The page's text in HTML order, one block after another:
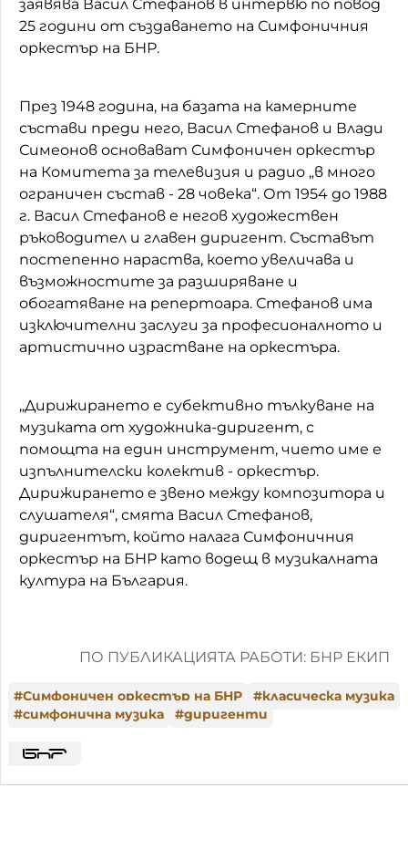
заявява Васил Стефанов в интервю по повод
25 години от създаването на Симфоничния
оркестър на БНР.
През 1948 година, на базата на камерните
състави преди него, Васил Стефанов и Влади
Симеонов основават Симфоничен оркестър
на Комитета за телевизия и радио „в много
ограничен състав - 28 човека“. От 1954 до 1988
г. Васил Стефанов е негов художествен
ръководител и главен диригент. Съставът
постепенно нараства, което увеличава и
възможностите за разширяване и
обогатяване на репертоара. Стефанов има
изключителни заслуги за професионалното и
артистично израстване на оркестъра.
„Дирижирането е субективно тълкуване на
музиката от художника-диригент, с
помощта на един инструмент, чието име е
изпълнителски колектив - оркестър.
Дирижирането е звено между композитора и
слушателя“, смята Васил Стефанов,
диригентът, който налага Симфоничния
оркестър на БНР като водещ в музикалната
култура на България.
ПО ПУБЛИКАЦИЯТА РАБОТИ: БНР ЕКИП
#Симфоничен оркестър на БНР #класическа музика
#симфонична музика #диригенти